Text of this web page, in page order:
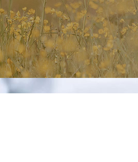
en los ámbitos públicos